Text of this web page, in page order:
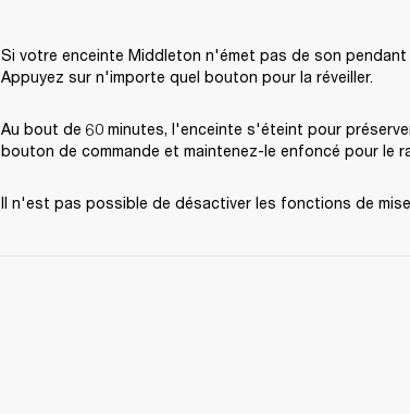
Si votre enceinte Middleton n'émet pas de son pendant
Appuyez sur n'importe quel bouton pour la réveiller.
Au bout de 60 minutes, l'enceinte s'éteint pour
bouton de commande et maintenez-le enfoncé pour le
Il n'est pas possible de désactiver les fonctions de